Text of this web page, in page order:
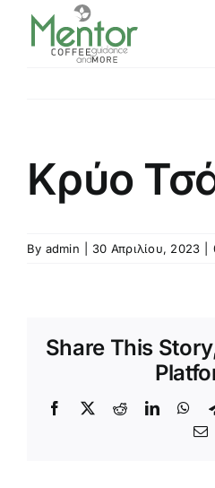
Κρύο
By admin 30 Απριλίου, 2023
Share This
Facebook
TwitterRedditLinkedIn